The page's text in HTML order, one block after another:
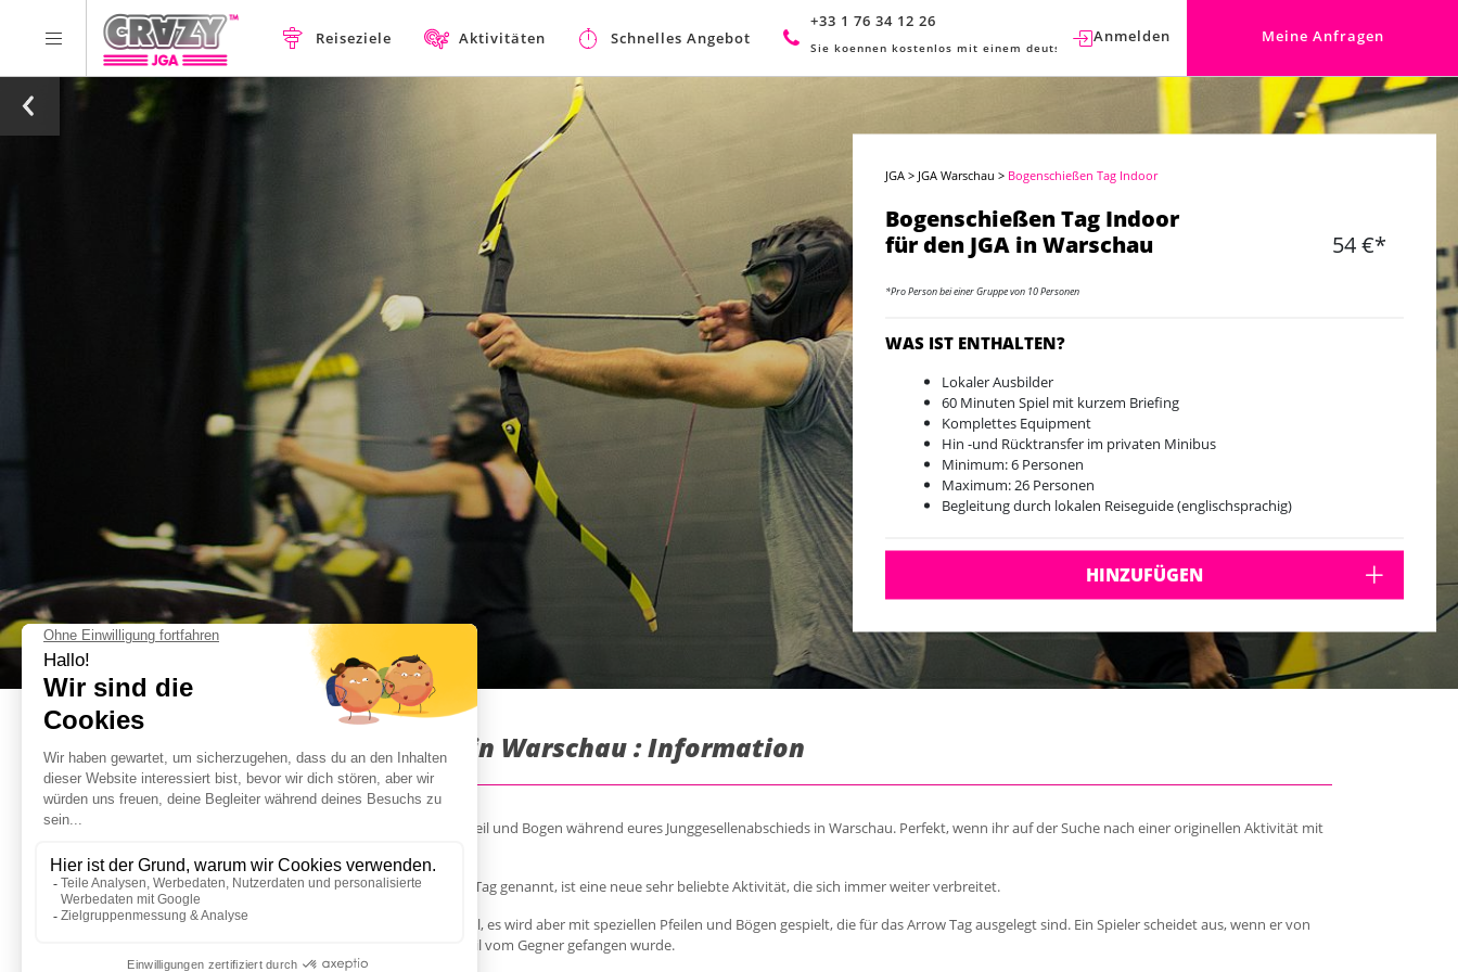
Reiseziele Aktivitäten Schnelles Angebot
+33 1 76 34 12 26
Sie koennen kostenlos mit einem deutschen Berater sprechen.
Anmelden Meine Anfragen
JGA > JGA Warschau > Bogenschießen Tag Indoor
Bogenschießen Tag Indoor
für den JGA in Warschau
54 €*
*Pro Person bei einer Gruppe von 10 Personen
WAS IST ENTHALTEN?
Lokaler Ausbilder
60 Minuten Spiel mit kurzem Briefing
Komplettes Equipment
Hin -und Rücktransfer im privaten Minibus
Minimum: 6 Personen
Maximum: 26 Personen
Begleitung durch lokalen Reiseguide (englischsprachig)
HINZUFÜGEN
Bogenschießen Tag Indoor in Warschau : Information
Mit dem Bogenschießen Tag erlebt ihr ein Battle mit Pfeil und Bogen während eures Junggesellenabschieds in Warschau. Perfekt, wenn ihr auf der Suche nach einer originellen Aktivität mit
Das Bogenschießen Tag, auch Archery Tag oder Arrow Tag genannt, ist eine neue sehr beliebte Aktivität, die sich immer weiter verbreitet.
Vom Prinzip ist es vergleichbar mit dem Spiel Völkerball, es wird aber mit speziellen Pfeilen und Bögen gespielt, die für das Arrow Tag ausgelegt sind. Ein Spieler scheidet aus, wenn er von
einem Pfeil getroffen wurde oder aber sein eigener Pfeil vom Gegner gefangen wurde.